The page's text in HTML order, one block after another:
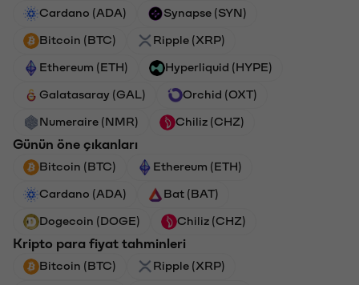
Cardano (ADA) Synapse (SYN)
Bitcoin (BTC) Ripple (XRP)
Ethereum (ETH) Hyperliquid (HYPE)
Galatasaray (GAL) Orchid (OXT)
Numeraire (NMR) Chiliz (CHZ)
Günün öne çıkanları
Bitcoin (BTC) Ethereum (ETH)
Cardano (ADA) Bat (BAT)
Dogecoin (DOGE) Chiliz (CHZ)
Kripto para fiyat tahminleri
Bitcoin (BTC) Ripple (XRP)